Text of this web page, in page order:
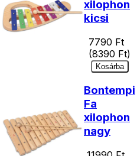
xilophon
kicsi
7790 Ft
(8390 Ft)
Kosárba
Bontempi
Fa
xilophon
nagy